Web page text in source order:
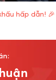
hấp dẫn! 🎉